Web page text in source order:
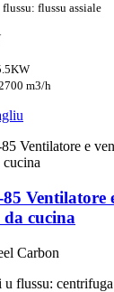
flussu assiale
m3/h
85 Ventilatore
cucina
Carbon
flussu: centrifuga